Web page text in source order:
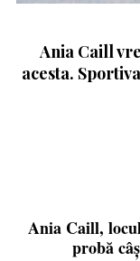
Ania Caill
acesta.
Ania Caill,
probă